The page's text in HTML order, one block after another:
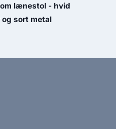
lænestol - hvid
sort metal